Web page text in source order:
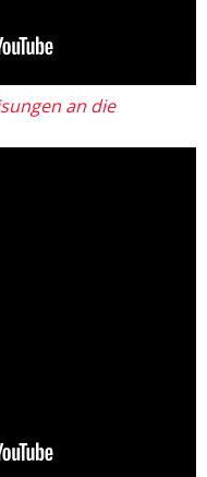
an die